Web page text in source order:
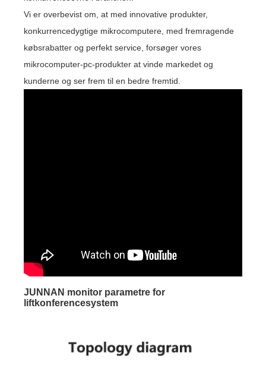
Vi er overbevist om, at med innovative produkter,
konkurrencedygtige mikrocomputere, med fremragende
købsrabatter og perfekt service, forsøger vores
mikrocomputer-pc-produkter at vinde markedet og
kunderne og ser frem til en bedre fremtid.
JUNNAN monitor parametre for
liftkonferencesystem